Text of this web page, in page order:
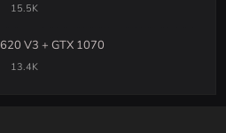
15.5K
V3 + GTX 1070
13.4K